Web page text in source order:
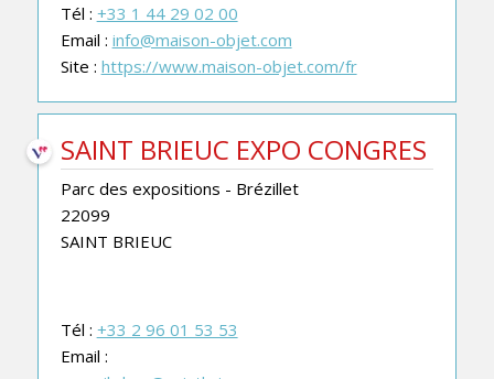
Tél : +33 1 44 29 02 00
Email : info@maison-objet.com
Site : https://www.maison-objet.com/fr
SAINT BRIEUC EXPO CONGRES
Parc des expositions - Brézillet
22099
SAINT BRIEUC
Tél : +33 2 96 01 53 53
Email :